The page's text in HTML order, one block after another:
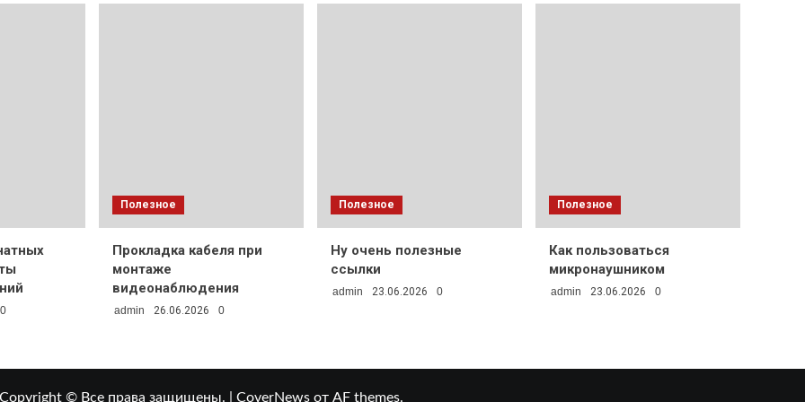
0
Полезное
Прокладка кабеля при
монтаже
видеонаблюдения
admin 26.06.2026 0
Полезное
Ну очень полезные
ссылки
admin 23.06.2026 0
Полезное
Как пользоваться
микронаушником
admin 23.06.2026 0
Copyright © Все права защищены. CoverNews от AF themes.